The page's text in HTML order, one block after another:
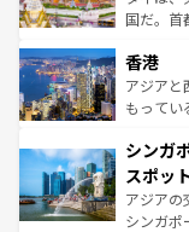
覧を参照
醸し出し
とつ。フ
ひ現地で
が旅行者
参照して
国だ。首
の活気が
帯で自然
いビーチ
激する。
が待って
た文化、
け
香港
アジアと
もってい
み、どこ
ており、
うな絶景
そ
シンガ
スポッ
アジアの
シンガポ